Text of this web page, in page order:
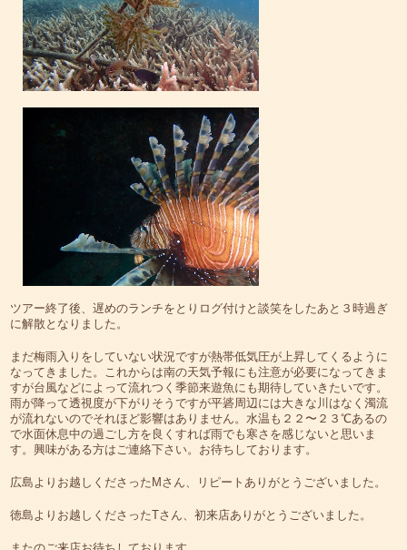
ツアー終了後、遅めのランチをとりログ付けと談笑をしたあと３時過ぎ
に解散となりました。
まだ梅雨入りをしていない状況ですが熱帯低気圧が上昇してくるように
なってきました。これからは南の天気予報にも注意が必要になってきま
すが台風などによって流れつく季節来遊魚にも期待していきたいです。
雨が降って透視度が下がりそうですが平碆周辺には大きな川はなく濁流
が流れないのでそれほど影響はありません。水温も２２〜２３℃あるの
で水面休息中の過ごし方を良くすれば雨でも寒さを感じないと思いま
す。興味がある方はご連絡下さい。お待ちしております。
広島よりお越しくださったMさん、リピートありがとうございました。
徳島よりお越しくださったTさん、初来店ありがとうございました。